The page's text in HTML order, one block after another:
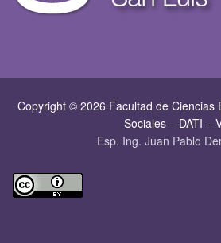
Copyright © 2026 Facultad de Ciencias
Sociales – DATI –
Esp. Ing. Juan Pablo